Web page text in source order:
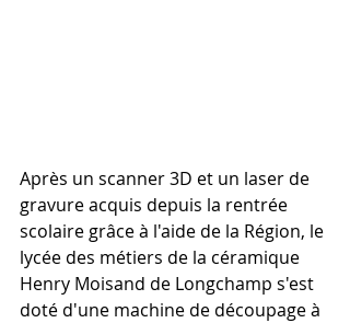
Après un scanner 3D et un laser de
gravure acquis depuis la rentrée
scolaire grâce à l'aide de la Région, le
lycée des métiers de la céramique
Henry Moisand de Longchamp s'est
doté d'une machine de découpage à